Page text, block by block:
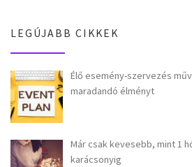
LEGÚJABB CIKKEK
Élő esemény-szervezés
maradandó élményt
Már csak kevesebb, mint 1
karácsonyig